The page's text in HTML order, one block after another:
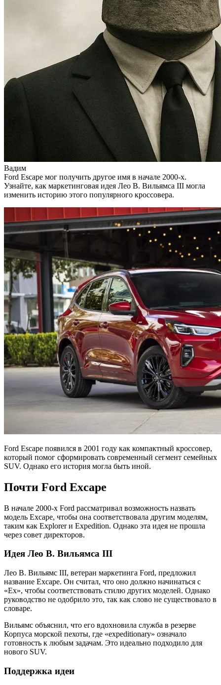
Вадим
Ford Escape мог получить другое имя в начале 2000-х.
Узнайте, как маркетинговая идея Лео В. Вильямса III могла
изменить историю этого популярного кроссовера.
Ford Escape появился в 2001 году как компактный кроссовер,
который помог сформировать современный сегмент семейных
SUV. Однако его история могла быть иной.
Почти Ford Excape
В начале 2000-х Ford рассматривал возможность назвать
модель Excape, чтобы она соответствовала другим моделям,
таким как Explorer и Expedition. Однако эта идея не прошла
через совет директоров.
Идея Лео В. Вильямса III
Лео В. Вильямс III, ветеран маркетинга Ford, предложил
название Excape. Он считал, что оно должно начинаться с
«Ex», чтобы соответствовать стилю других моделей. Однако
руководство не одобрило это, так как слово не существовало в
словаре.
Вильямс объяснил, что его вдохновила служба в резерве
Корпуса морской пехоты, где «expeditionary» означало
готовность к любым задачам. Это идеально подходило для
нового SUV.
Поддержка идеи